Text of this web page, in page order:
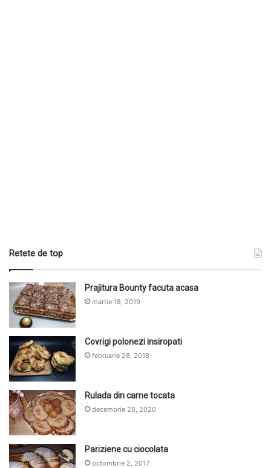
Retete de top
Prajitura Bounty facuta acasa
martie 18, 2019
Covrigi polonezi insiropati
februarie 28, 2018
Rulada din carne tocata
decembrie 26, 2020
Pariziene cu ciocolata
octombrie 2, 2017